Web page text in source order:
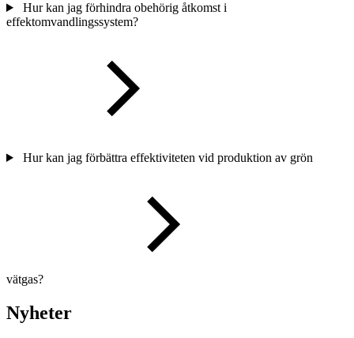
Hur kan jag förhindra obehörig åtkomst i
effektomvandlingssystem?
Hur kan jag förbättra effektiviteten vid produktion av grön
vätgas?
Nyheter